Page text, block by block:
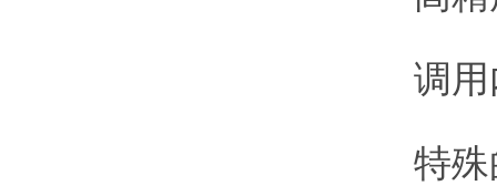
调用内
特殊的